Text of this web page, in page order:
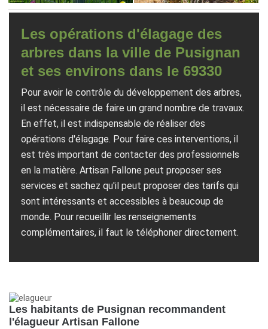
Les opérations d'élagage des
arbres dans la ville de Pusignan
et ses environs dans le 69330
Pour avoir le contrôle du développement des arbres,
il est nécessaire de faire un grand nombre de travaux.
En effet, il est indispensable de réaliser des
opérations d'élagage. Pour faire ces interventions, il
est très important de contacter des professionnels
en la matière. Artisan Fallone peut proposer ses
services et sachez qu'il peut proposer des tarifs qui
sont intéressants et accessibles à beaucoup de
monde. Pour recueillir les renseignements
complémentaires, il faut le téléphoner directement.
Les habitants de Pusignan recommandent
l'élagueur Artisan Fallone